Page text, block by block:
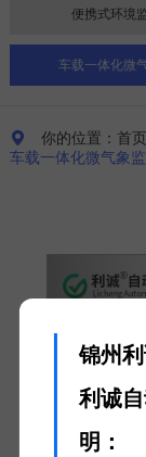
锦州
利诚
明：
便携式环境
车载一体化微
 你的位置：首页
车载一体化微气象监